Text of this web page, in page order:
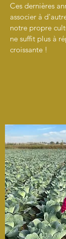
Ces dernières
associer à
notre propre
ne suffit plus à
croissante !